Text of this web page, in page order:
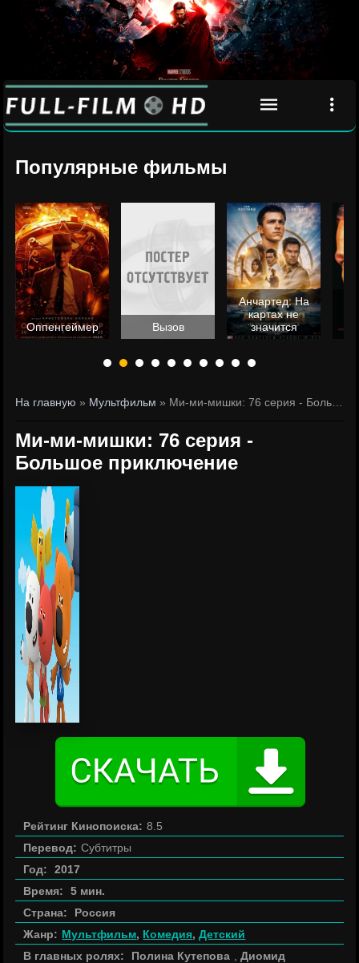
Популярные фильмы
Оппенгеймер Вызов
Анчартед: На
картах не
значится
На главную » Мультфильм » Ми-ми-мишки: 76 серия - Большое приключение
Ми-ми-мишки: 76 серия -
Большое приключение
Рейтинг Кинопоиска: 8.5
Перевод: Субтитры
Год:
2017
Время:
5 мин.
Страна:
Россия
Жанр: Мультфильм, Комедия,Детский
В главных ролях:
Полина Кутепова ,Диомид